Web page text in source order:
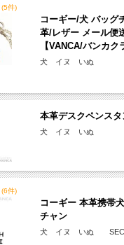
がな・カタカナ・英数字で6文字ま
ンドのみ15文字まで
れの追加・変更、また返品は不可
らから
しながら名入れをするため文字は
ます。あなただけの革小物に。
件)
コーギー/犬 バッグ
革/レザー メール便
【VANCA/バンカク
犬 イヌ いぬ
本革デスクペンス
犬 イヌ いぬ
件)
コーギー 本革携帯
チャン
犬 イヌ いぬ